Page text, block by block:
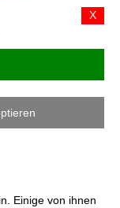
e.
X
Einige von ihnen